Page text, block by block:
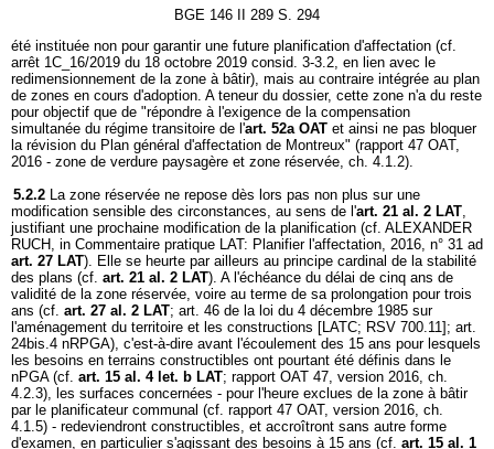
BGE 146 II 289 S. 294
été instituée non pour garantir une future planification d'affectation (cf.
arrêt 1C_16/2019 du 18 octobre 2019 consid. 3-3.2, en lien avec le
redimensionnement de la zone à bâtir), mais au contraire intégrée au plan
de zones en cours d'adoption. A teneur du dossier, cette zone n'a du reste
pour objectif que de "répondre à l'exigence de la compensation
simultanée du régime transitoire de l'art. 52a OAT et ainsi ne pas bloquer
la révision du Plan général d'affectation de Montreux" (rapport 47 OAT,
2016 - zone de verdure paysagère et zone réservée, ch. 4.1.2).
5.2.2 La zone réservée ne repose dès lors pas non plus sur une
modification sensible des circonstances, au sens de l'art. 21 al. 2 LAT,
justifiant une prochaine modification de la planification (cf. ALEXANDER
RUCH, in Commentaire pratique LAT: Planifier l'affectation, 2016, n° 31 ad
art. 27 LAT). Elle se heurte par ailleurs au principe cardinal de la stabilité
des plans (cf. art. 21 al. 2 LAT). A l'échéance du délai de cinq ans de
validité de la zone réservée, voire au terme de sa prolongation pour trois
ans (cf. art. 27 al. 2 LAT; art. 46 de la loi du 4 décembre 1985 sur
l'aménagement du territoire et les constructions [LATC; RSV 700.11]; art.
24bis.4 nRPGA), c'est-à-dire avant l'écoulement des 15 ans pour lesquels
les besoins en terrains constructibles ont pourtant été définis dans le
nPGA (cf. art. 15 al. 4 let. b LAT; rapport OAT 47, version 2016, ch.
4.2.3), les surfaces concernées - pour l'heure exclues de la zone à bâtir
par le planificateur communal (cf. rapport 47 OAT, version 2016, ch.
4.1.5) - redeviendront constructibles, et accroîtront sans autre forme
d'examen, en particulier s'agissant des besoins à 15 ans (cf. art. 15 al. 1